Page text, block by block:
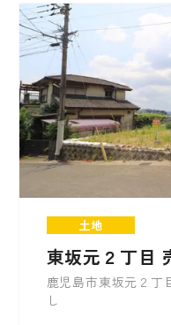
土地
東坂元２丁目
鹿児島市東坂元２丁
し